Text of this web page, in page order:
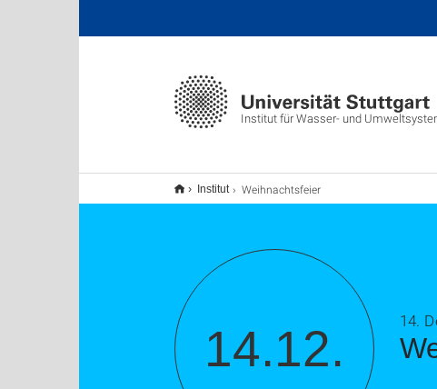
Institut für Wasser- und
Institut Weihnachtsfeier
14.12. 14.